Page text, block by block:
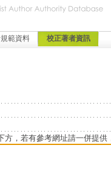
範資料 校正著者資訊
方，若有參考網址請一併提供